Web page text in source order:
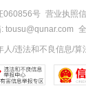
060856号 营业执照
tousu@qunar.com
人/违法和不良信息/